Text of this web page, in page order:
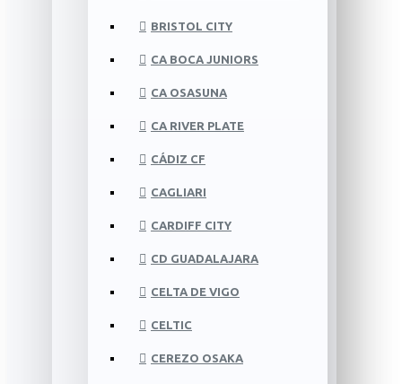
BRISTOL CITY
CA BOCA JUNIORS
CA OSASUNA
CA RIVER PLATE
CÁDIZ CF
CAGLIARI
CARDIFF CITY
CD GUADALAJARA
CELTA DE VIGO
CELTIC
CEREZO OSAKA